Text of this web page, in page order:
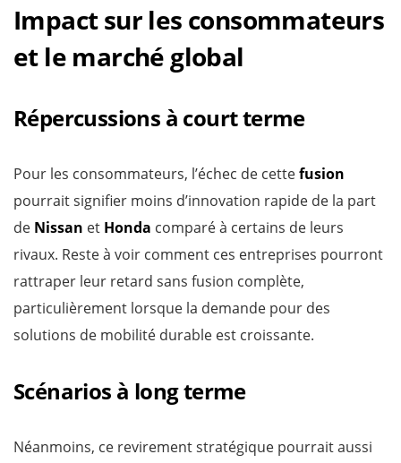
Impact sur les consommateurs
et le marché global
Répercussions à court terme
Pour les consommateurs, l’échec de cettefusion
pourrait signifier moins d’innovation rapide de la part
de Nissan et Honda comparé à certains de leurs
rivaux. Reste à voir comment ces entreprises pourront
rattraper leur retard sans fusion complète,
particulièrement lorsque la demande pour des
solutions de mobilité durable est croissante.
Scénarios à long terme
Néanmoins, ce revirement stratégique pourrait aussi